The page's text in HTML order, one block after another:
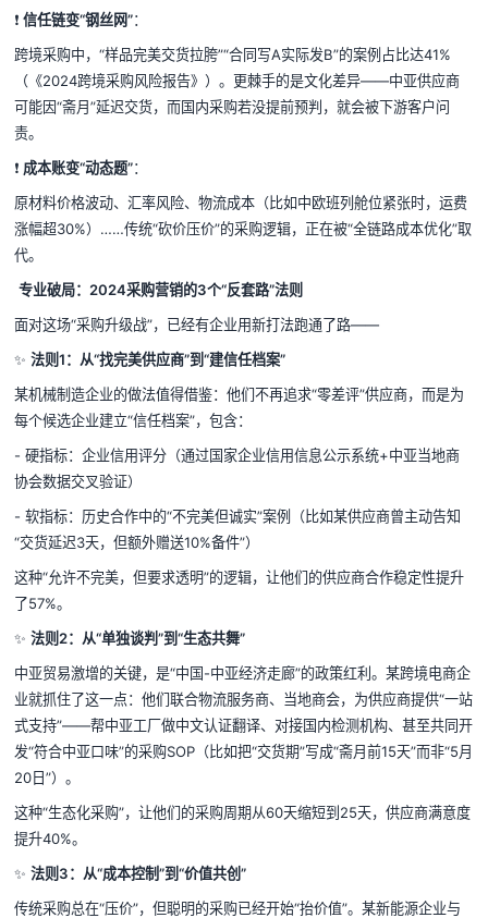
❗️信任链变“钢丝网”：
跨境采购中，“样品完美交货拉胯”“合同写A实际发B”的案例占比达41%
（《2024跨境采购风险报告》）。更棘手的是文化差异——中亚供应商
可能因“斋月”延迟交货，而国内采购若没提前预判，就会被下游客户问
责。
❗️ 成本账变“动态题”：
原材料价格波动、汇率风险、物流成本（比如中欧班列舱位紧张时，运费
涨幅超30%）……传统“砍价压价”的采购逻辑，正在被“全链路成本优化”取
代。
专业破局：2024采购营销的3个“反套路”法则
面对这场“采购升级战”，已经有企业用新打法跑通了路——
✨法则1：从“找完美供应商”到“建信任档案”
某机械制造企业的做法值得借鉴：他们不再追求“零差评”供应商，而是为
每个候选企业建立“信任档案”，包含：
- 硬指标：企业信用评分（通过国家企业信用信息公示系统+中亚当地商
协会数据交叉验证）
- 软指标：历史合作中的“不完美但诚实”案例（比如某供应商曾主动告知
“交货延迟3天，但额外赠送10%备件”）
这种“允许不完美，但要求透明”的逻辑，让他们的供应商合作稳定性提升
了57%。
✨法则2：从“单独谈判”到“生态共舞”
中亚贸易激增的关键，是“中国-中亚经济走廊”的政策红利。某跨境电商企
业就抓住了这一点：他们联合物流服务商、当地商会，为供应商提供“一站
式支持”——帮中亚工厂做中文认证翻译、对接国内检测机构、甚至共同开
发“符合中亚口味”的采购SOP（比如把“交货期”写成“斋月前15天”而非“5月
20日”）。
这种“生态化采购”，让他们的采购周期从60天缩短到25天，供应商满意度
提升40%。
✨法则3：从“成本控制”到“价值共创”
传统采购总在“压价”，但聪明的采购已经开始“抬价值”。某新能源企业与